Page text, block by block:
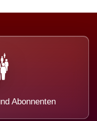
Abonnenten